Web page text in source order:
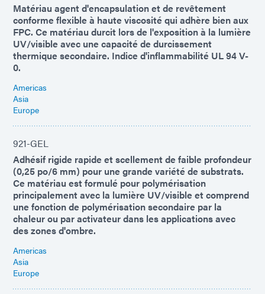
Matériau agent d'encapsulation et de revêtement
conforme flexible à haute viscosité qui adhère bien aux
FPC. Ce matériau durcit lors de l'exposition à la lumière
UV/visible avec une capacité de durcissement
thermique secondaire. Indice d'inflammabilité UL 94 V-
0.
Americas
Asia
Europe
921-GEL
Adhésif rigide rapide et scellement de faible profondeur
(0,25 po/6 mm) pour une grande variété de substrats.
Ce matériau est formulé pour polymérisation
principalement avec la lumière UV/visible et comprend
une fonction de polymérisation secondaire par la
chaleur ou par activateur dans les applications avec
des zones d'ombre.
Americas
Asia
Europe